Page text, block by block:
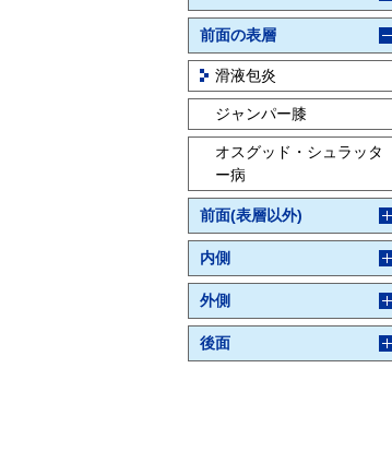
前面の表層
滑液包炎
ジャンパー膝
オスグッド・シュラッタ
ー病
前面(表層以外)
内側
外側
後面